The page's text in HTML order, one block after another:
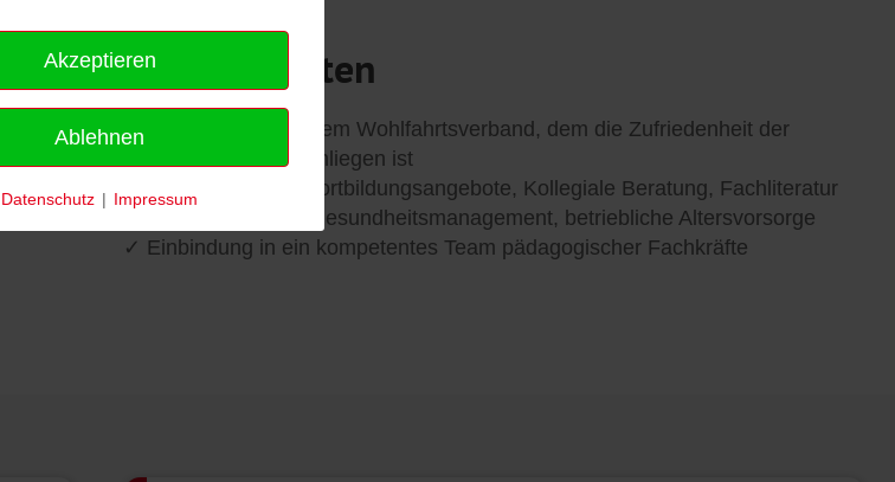
Was wir bieten
Eine Tätigkeit bei einem Wohlfahrtsverband, dem die Zufriedenheit der
Mitarbeitenden ein Anliegen ist
✓ Fachspezifische Fortbildungsangebote, Kollegiale Beratung, Fachliteratur
✓ Ein betriebliches Gesundheitsmanagement, betriebliche Altersvorsorge
✓ Einbindung in ein kompetentes Team pädagogischer Fachkräfte
Akzeptieren
Ablehnen
Datenschutz | Impressum